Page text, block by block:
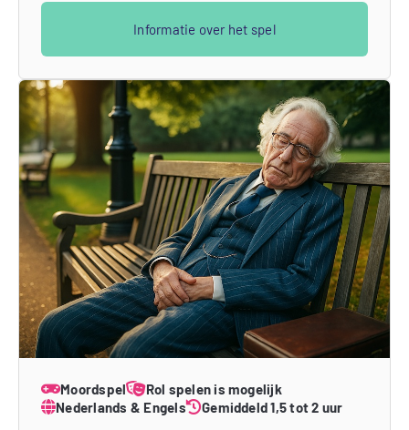
Informatie over het spel
Moordspel
Rol spelen is mogelijk
Nederlands & Engels
Gemiddeld 1,5 tot 2 uur